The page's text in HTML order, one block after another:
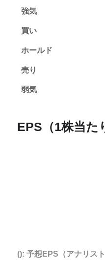
強気
買い
ホールド
売り
弱気
EPS（1株当た
(): 予想EPS（アナリス